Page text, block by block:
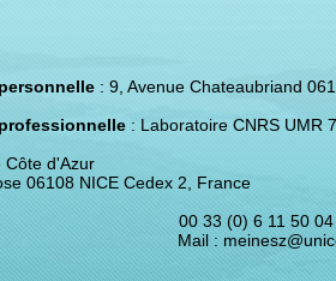
: 9, Avenue Chateaubriand
: Laboratoire CNRS UMR
Côte d'Azur
06108 NICE Cedex 2, France
00 33 (0) 6 11 50
Mail :